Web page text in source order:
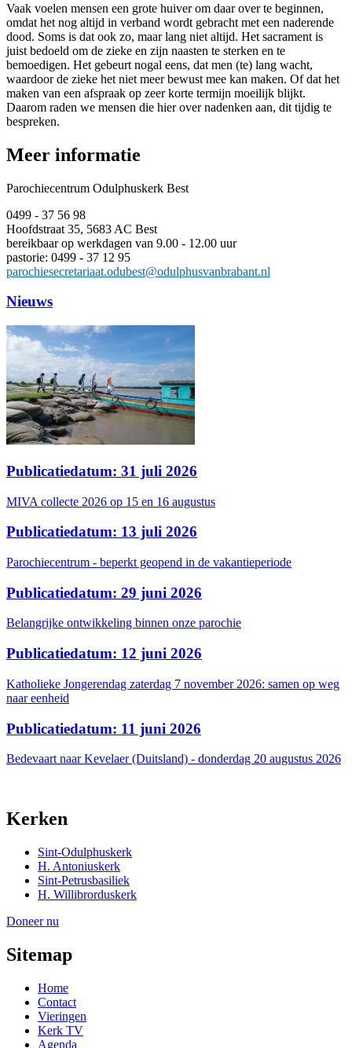
Vaak voelen mensen een grote huiver om daar over te beginnen,
omdat het nog altijd in verband wordt gebracht met een naderende
dood. Soms is dat ook zo, maar lang niet altijd. Het sacrament is
juist bedoeld om de zieke en zijn naasten te sterken en te
bemoedigen. Het gebeurt nogal eens, dat men (te) lang wacht,
waardoor de zieke het niet meer bewust mee kan maken. Of dat het
maken van een afspraak op zeer korte termijn moeilijk blijkt.
Daarom raden we mensen die hier over nadenken aan, dit tijdig te
bespreken.
Meer informatie
Parochiecentrum Odulphuskerk Best
0499 - 37 56 98
Hoofdstraat 35, 5683 AC Best
bereikbaar op werkdagen van 9.00 - 12.00 uur
pastorie: 0499 - 37 12 95
parochiesecretariaat.odubest@odulphusvanbrabant.nl
Nieuws
Publicatiedatum: 31 juli 2026
MIVA collecte 2026 op 15 en 16 augustus
Publicatiedatum: 13 juli 2026
Parochiecentrum - beperkt geopend in de vakantieperiode
Publicatiedatum: 29 juni 2026
Belangrijke ontwikkeling binnen onze parochie
Publicatiedatum: 12 juni 2026
Katholieke Jongerendag zaterdag 7 november 2026: samen op weg
naar eenheid
Publicatiedatum: 11 juni 2026
Bedevaart naar Kevelaer (Duitsland) - donderdag 20 augustus 2026
Kerken
Sint-Odulphuskerk
H. Antoniuskerk
Sint-Petrusbasiliek
H. Willibrorduskerk
Doneer nu
Sitemap
Home
Contact
Vieringen
Kerk TV
Agenda